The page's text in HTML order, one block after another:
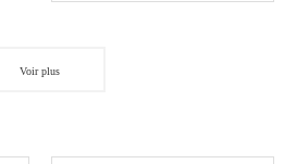
Voir plus